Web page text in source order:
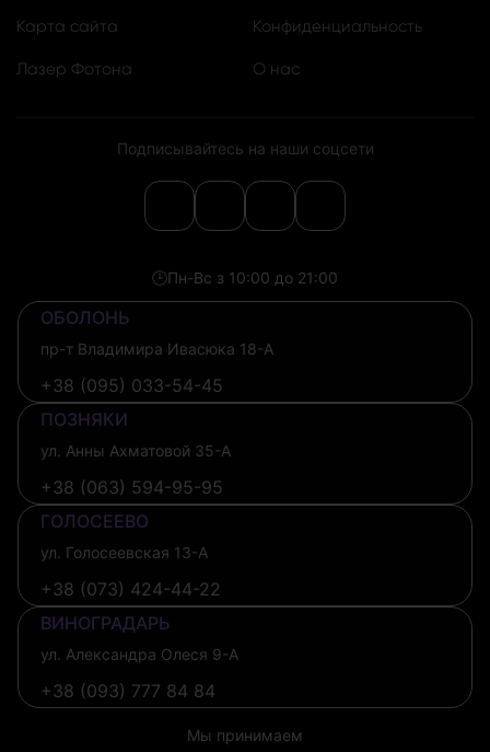
Карта сайта
Лазер Фотона
Конфиденциальность
О нас
Подписывайтесь на наши соцсети
🕒Пн-Вс з 10:00 до 21:00
ОБОЛОНЬ
пр-т Владимира Ивасюка 18-А
+38 (095) 033-54-45
ПОЗНЯКИ
ул. Анны Ахматовой 35-А
+38 (063) 594-95-95
ГОЛОСЕЕВО
ул. Голосеевская 13-А
+38 (073) 424-44-22
ВИНОГРАДАРЬ
ул. Александра Олеся 9-А
+38 (093) 777 84 84
Мы принимаем